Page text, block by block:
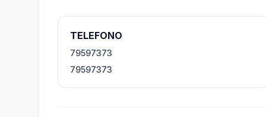
TELEFONO
79597373
79597373